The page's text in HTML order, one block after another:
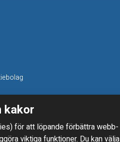
kakor
för att löpande förbättra webb­
viktiga funktioner. Du kan välja